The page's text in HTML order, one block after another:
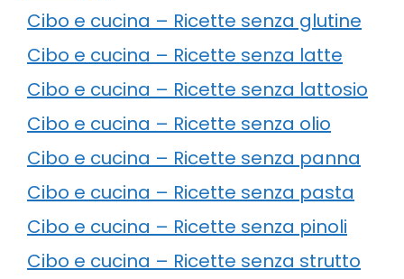
Cibo e cucina – Ricette senza glutine
Cibo e cucina – Ricette senza latte
Cibo e cucina – Ricette senza lattosio
Cibo e cucina – Ricette senza olio
Cibo e cucina – Ricette senza panna
Cibo e cucina – Ricette senza pasta
Cibo e cucina – Ricette senza pinoli
Cibo e cucina – Ricette senza strutto